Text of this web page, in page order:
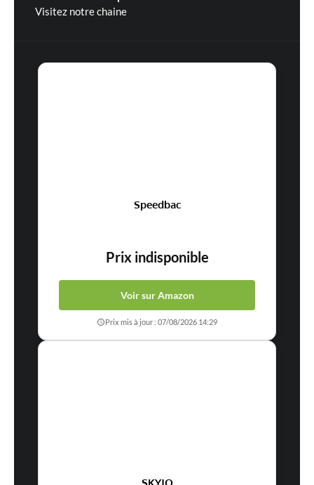
Visitez notre chaine
Speedbac
Prix indisponible
Voir sur Amazon
Prix mis à jour : 07/08/2026 14:29